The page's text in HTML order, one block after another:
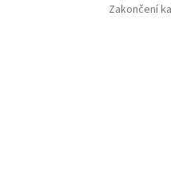
Zakončení